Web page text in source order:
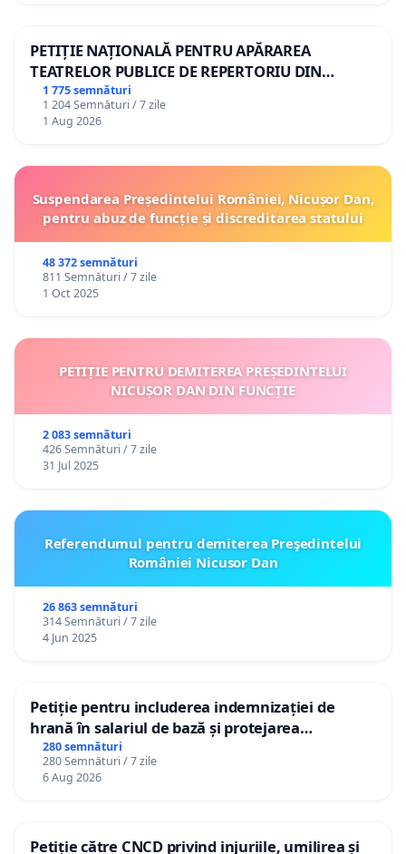
PETIȚIE NAȚIONALĂ PENTRU APĂRAREA
TEATRELOR PUBLICE DE REPERTORIU DIN
ROMÂNIA
1 775 semnături
1 204 Semnături / 7 zile
1 Aug 2026
Suspendarea Președintelui României, Nicușor Dan,
pentru abuz de funcție și discreditarea statului
48 372 semnături
811 Semnături / 7 zile
1 Oct 2025
PETIȚIE PENTRU DEMITEREA PREȘEDINTELUI
NICUȘOR DAN DIN FUNCȚIE
2 083 semnături
426 Semnături / 7 zile
31 Jul 2025
Referendumul pentru demiterea Preşedintelui
României Nicusor Dan
26 863 semnături
314 Semnături / 7 zile
4 Jun 2025
Petiție pentru includerea indemnizației de
hrană în salariul de bază și protejarea
gradațiilor de vechime pentru asistenții
personali
280 semnături
280 Semnături / 7 zile
6 Aug 2026
Petiție către CNCD privind injuriile, umilirea și